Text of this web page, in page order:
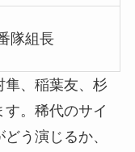
隊組長
隼、稲葉友、杉
。稀代のサイ
う演じるか、